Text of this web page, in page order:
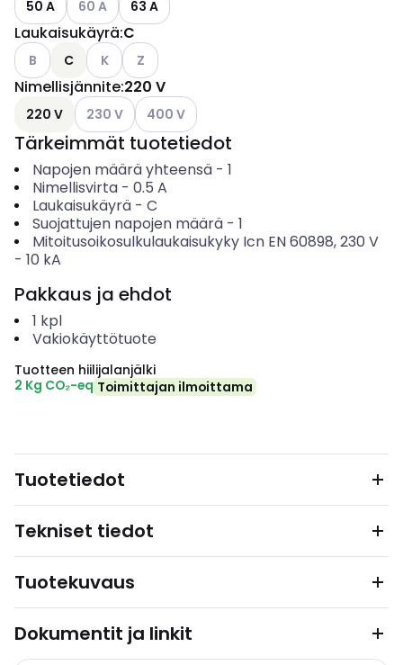
50 A
60 A 63 A
Laukaisukäyrä:C
Katso käytettävissä olevat vaihtoehdot
B C Katso käytettävissä olevat vaihtoehdot
K Katso käytettävissä olevat vaihtoehdot
Z
Nimellisjännite:220 V
220 V Katso käytettävissä olevat vaihtoehdot
230 V Katso käytettävissä olevat vaihtoehdot
400 V
Tärkeimmät tuotetiedot
Napojen määrä yhteensä- 1
Nimellisvirta- 0.5 A
Laukaisukäyrä- C
Suojattujen napojen määrä- 1
Mitoitusoikosulkulaukaisukyky Icn EN 60898, 230 V
- 10 kA
Pakkaus ja ehdot
1 kpl
Vakiokäyttötuote
Tuotteen hiilijalanjälki
2 Kg CO₂-eq Toimittajan ilmoittama
Tuotetiedot
Tekniset tiedot
Tuotekuvaus
Dokumentit ja linkit